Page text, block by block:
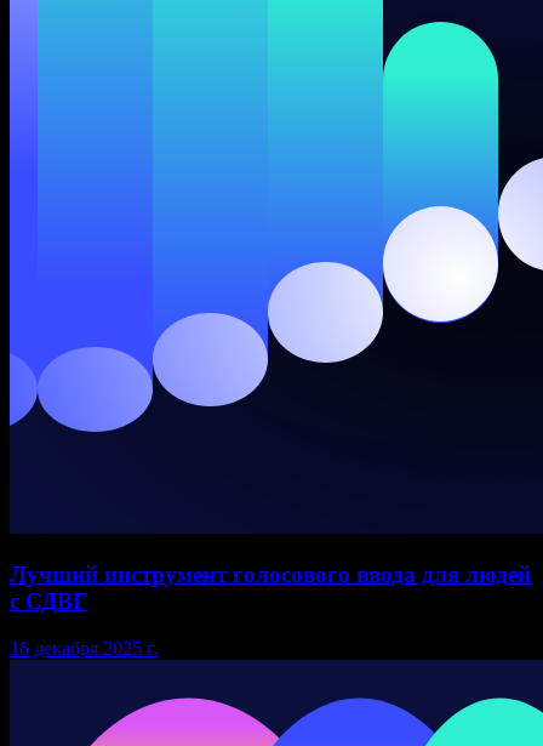
Лучший инструмент голосового ввода для людей
с СДВГ
16 декабря 2025 г.